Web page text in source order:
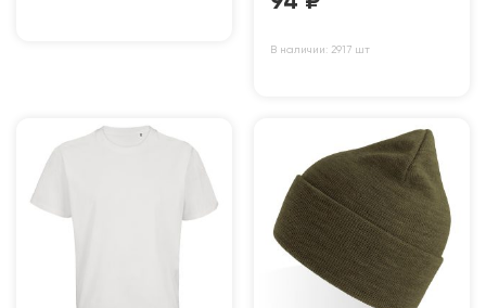
В наличии: 2917 шт